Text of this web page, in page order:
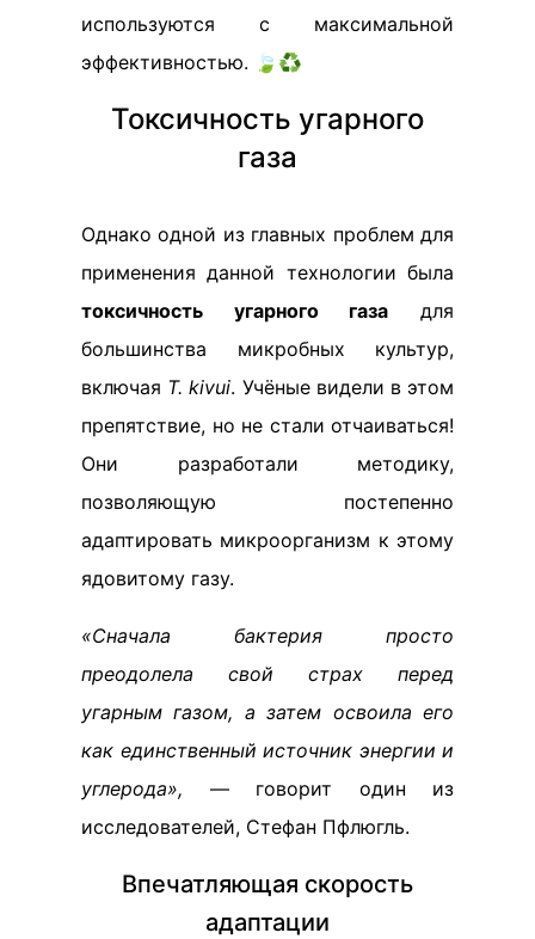
используются с максимальной
эффективностью. 🍃♻️
Токсичность угарного
газа
Однако одной из главных проблем для
применения данной технологии была
токсичность угарного газа для
большинства микробных культур,
включая T. kivui. Учёные видели в этом
препятствие, но не стали отчаиваться!
Они разработали методику,
позволяющую постепенно
адаптировать микроорганизм к этому
ядовитому газу.
«Сначала бактерия просто
преодолела свой страх перед
угарным газом, а затем освоила его
как единственный источник энергии и
углерода», — говорит один из
исследователей, Стефан Пфлюгль.
Впечатляющая скорость
адаптации